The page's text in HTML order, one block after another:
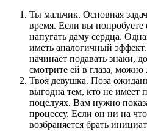
Ты мальчик. Основная
время. Если вы
напугать даму сердца.
иметь аналогичный
начинает подавать знаки,
смотрите ей в глаза, можно
Твоя девушка. Поза
выгодна тем, кто не имеет
поцелуях. Вам нужно
процессу. Если он ни на
возбраняется брать